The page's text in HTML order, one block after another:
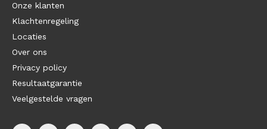
Onze klanten
Klachtenregeling
Locaties
Over ons
Privacy policy
Resultaatgarantie
Veelgestelde vragen